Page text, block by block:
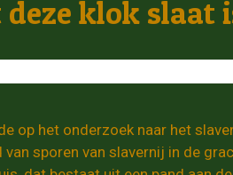
klok slaat
op het onderzoek naar het
sporen van slavernij in de